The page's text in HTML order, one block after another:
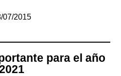
07/2015
para el año